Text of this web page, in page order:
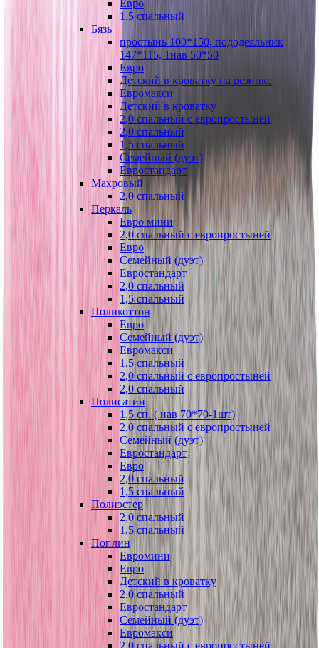
Евро
1,5 спальный
Бязь
простынь 100*150, пододеяльник
147*115, 1нав 50*50
Евро
Детский в кроватку на резинке
Евромакси
Детский в кроватку
2,0 спальный с европростыней
2,0 спальный
1,5 спальный
Семейный (дуэт)
Евростандарт
Махровый
2,0 спальный
Перкаль
Евро мини
2,0 спальный с европростыней
Евро
Семейный (дуэт)
Евростандарт
2,0 спальный
1,5 спальный
Поликоттон
Евро
Семейный (дуэт)
Евромакси
1,5 спальный
2,0 спальный с европростыней
2,0 спальный
Полисатин
1,5 сп. (.нав 70*70-1шт)
2,0 спальный с европростыней
Семейный (дуэт)
Евростандарт
Евро
2,0 спальный
1,5 спальный
Полиэстер
2,0 спальный
1,5 спальный
Поплин
Евромини
Евро
Детский в кроватку
2,0 спальный
Евростандарт
Семейный (дуэт)
Евромакси